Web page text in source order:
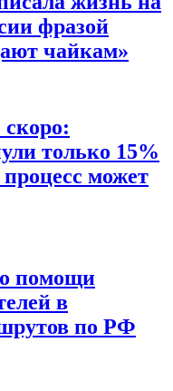
фразой
чайкам»
только 15%
может
помощи
в
по РФ